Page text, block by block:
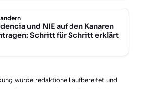
und NIE auf den Kanaren
Schritt für Schritt erklärt
wurde redaktionell aufbereitet und